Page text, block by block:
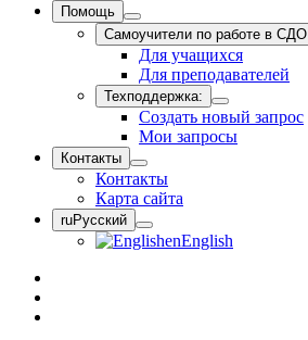
Помощь
Самоучители по работе в СДО
Для учащихся
Для преподавателей
Техподдержка:
Создать новый запрос
Мои запросы
Контакты
Контакты
Карта сайта
ruРусский
enEnglish